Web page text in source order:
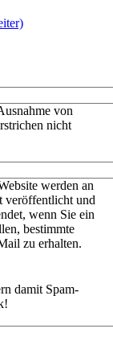
von
nicht
werden an
veröffentlicht und
wenn Sie ein
bestimmte
zu erhalten.
damit Spam-